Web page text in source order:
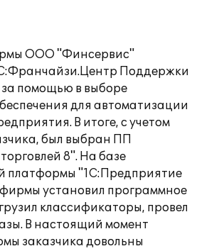
ООО "Финсервис"
Поддержки
помощью в выборе
для автоматизации
В итоге, с учетом
был выбран ПП
8". На базе
платформы "1С:Предприятие
установил программное
классификаторы, провел
В настоящий момент
заказчика довольны